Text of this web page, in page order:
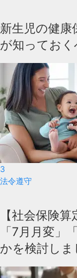
新生児の健康
が知ってお
3
法令遵守
【社会保険
「7月月変」
かを検討しま